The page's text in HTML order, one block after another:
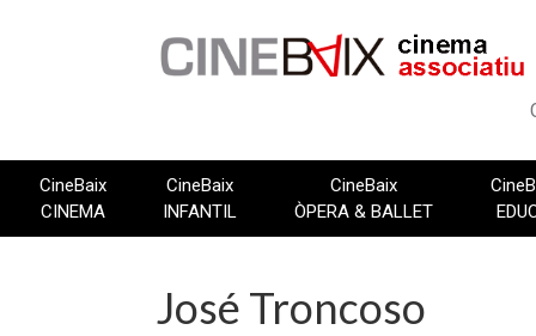
CineBaix
CINEMA
CineBaix
INFANTIL
CineBaix
ÒPERA & BALLET
José Troncoso